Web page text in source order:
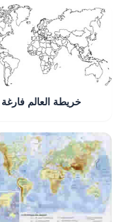
خريطة العالم فارغة